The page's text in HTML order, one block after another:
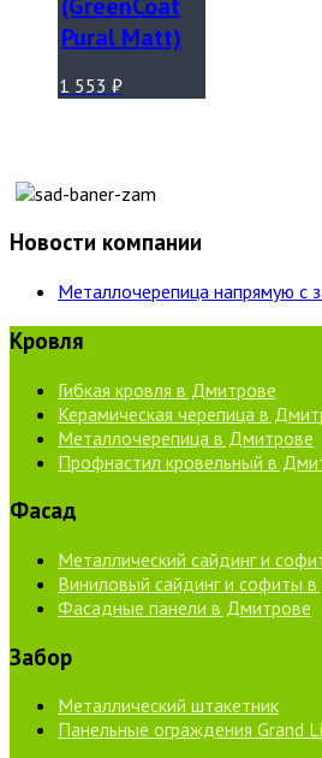
(GreenCoat
Pural Matt)
1 553 ₽
Новости компании
Металлочерепица напрямую с
Кровля
Гибкая кровля в Дмитрове
Керамическая черепица в
Металлочерепица в Дмитрове
Профнастил кровельный в
Фасад
Металлический сайдинг и
Виниловый сайдинг и софиты
Фасадные панели в Дмитрове
Забор
Металлический штакетник
Панельные ограждения Grand